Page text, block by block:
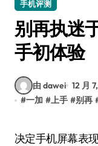
手机评测
别再执迷
手初体验
由 dawei 12 月
#一加 #上手 #别再
决定手机屏幕表现的竟然不是高刷新率？一加8T上